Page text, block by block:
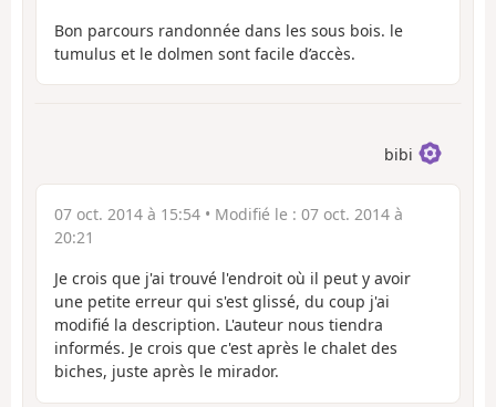
Bon parcours randonnée dans les sous bois. le
tumulus et le dolmen sont facile d’accès.
bibi
07 oct. 2014 à 15:54 • Modifié le : 07 oct. 2014 à
20:21
Je crois que j'ai trouvé l'endroit où il peut y avoir
une petite erreur qui s'est glissé, du coup j'ai
modifié la description. L'auteur nous tiendra
informés. Je crois que c'est après le chalet des
biches, juste après le mirador.